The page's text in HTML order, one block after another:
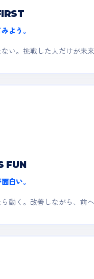
よう。
い。挑戦した人だけが未
FUN
白い。
動く。改善しながら、前へ